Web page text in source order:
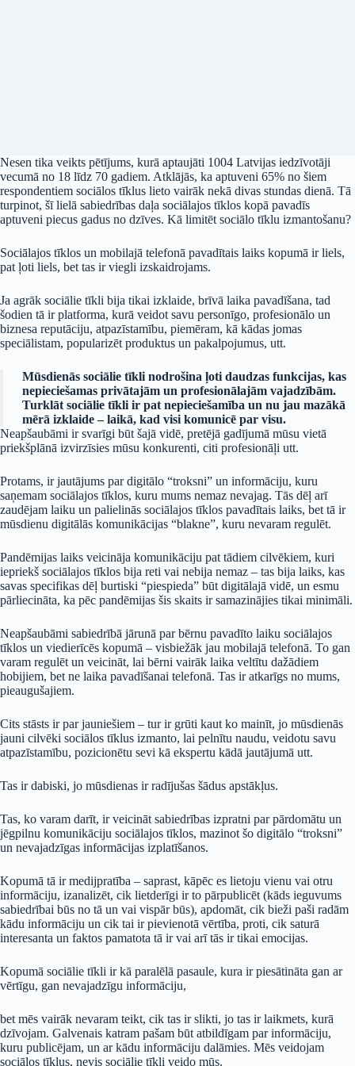
Nesen tika veikts pētījums, kurā aptaujāti 1004 Latvijas iedzīvotāji
vecumā no 18 līdz 70 gadiem. Atklājās, ka aptuveni 65% no šiem
respondentiem sociālos tīklus lieto vairāk nekā divas stundas dienā. Tā
turpinot, šī lielā sabiedrības daļa sociālajos tīklos kopā pavadīs
aptuveni piecus gadus no dzīves. Kā limitēt sociālo tīklu izmantošanu?
Sociālajos tīklos un mobilajā telefonā pavadītais laiks kopumā ir liels,
pat ļoti liels, bet tas ir viegli izskaidrojams.
Ja agrāk sociālie tīkli bija tikai izklaide, brīvā laika pavadīšana, tad
šodien tā ir platforma, kurā veidot savu personīgo, profesionālo un
biznesa reputāciju, atpazīstamību, piemēram, kā kādas jomas
speciālistam, popularizēt produktus un pakalpojumus, utt.
Mūsdienās sociālie tīkli nodrošina ļoti daudzas funkcijas, kas
nepieciešamas privātajām un profesionālajām vajadzībām.
Turklāt sociālie tīkli ir pat nepieciešamība un nu jau mazākā
mērā izklaide – laikā, kad visi komunicē par visu.
Neapšaubāmi ir svarīgi būt šajā vidē, pretējā gadījumā mūsu vietā
priekšplānā izvirzīsies mūsu konkurenti, citi profesionāļi utt.
Protams, ir jautājums par digitālo “troksni” un informāciju, kuru
saņemam sociālajos tīklos, kuru mums nemaz nevajag. Tās dēļ arī
zaudējam laiku un palielinās sociālajos tīklos pavadītais laiks, bet tā ir
mūsdienu digitālās komunikācijas “blakne”, kuru nevaram regulēt.
Pandēmijas laiks veicināja komunikāciju pat tādiem cilvēkiem, kuri
iepriekš sociālajos tīklos bija reti vai nebija nemaz – tas bija laiks, kas
savas specifikas dēļ burtiski “piespieda” būt digitālajā vidē, un esmu
pārliecināta, ka pēc pandēmijas šis skaits ir samazinājies tikai minimāli.
Neapšaubāmi sabiedrībā jārunā par bērnu pavadīto laiku sociālajos
tīklos un viedierīcēs kopumā – visbiežāk jau mobilajā telefonā. To gan
varam regulēt un veicināt, lai bērni vairāk laika veltītu dažādiem
hobijiem, bet ne laika pavadīšanai telefonā. Tas ir atkarīgs no mums,
pieaugušajiem.
Cits stāsts ir par jauniešiem – tur ir grūti kaut ko mainīt, jo mūsdienās
jauni cilvēki sociālos tīklus izmanto, lai pelnītu naudu, veidotu savu
atpazīstamību, pozicionētu sevi kā ekspertu kādā jautājumā utt.
Tas ir dabiski, jo mūsdienas ir radījušas šādus apstākļus.
Tas, ko varam darīt, ir veicināt sabiedrības izpratni par pārdomātu un
jēgpilnu komunikāciju sociālajos tīklos, mazinot šo digitālo “troksni”
un nevajadzīgas informācijas izplatīšanos.
Kopumā tā ir medijpratība – saprast, kāpēc es lietoju vienu vai otru
informāciju, izanalizēt, cik lietderīgi ir to pārpublicēt (kāds ieguvums
sabiedrībai būs no tā un vai vispār būs), apdomāt, cik bieži paši radām
kādu informāciju un cik tai ir pievienotā vērtība, proti, cik saturā
interesanta un faktos pamatota tā ir vai arī tās ir tikai emocijas.
Kopumā sociālie tīkli ir kā paralēlā pasaule, kura ir piesātināta gan ar
vērtīgu, gan nevajadzīgu informāciju,
bet mēs vairāk nevaram teikt, cik tas ir slikti, jo tas ir laikmets, kurā
dzīvojam. Galvenais katram pašam būt atbildīgam par informāciju,
kuru publicējam, un ar kādu informāciju dalāmies. Mēs veidojam
sociālos tīklus, nevis sociālie tīkli veido mūs.